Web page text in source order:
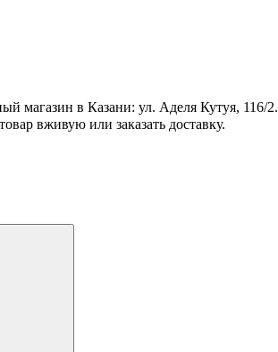
магазин в Казани: ул. Аделя Кутуя, 116/2.
вживую или заказать доставку.